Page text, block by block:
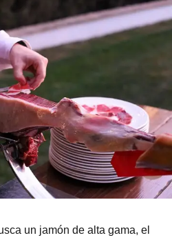
un jamón de alta gama, el